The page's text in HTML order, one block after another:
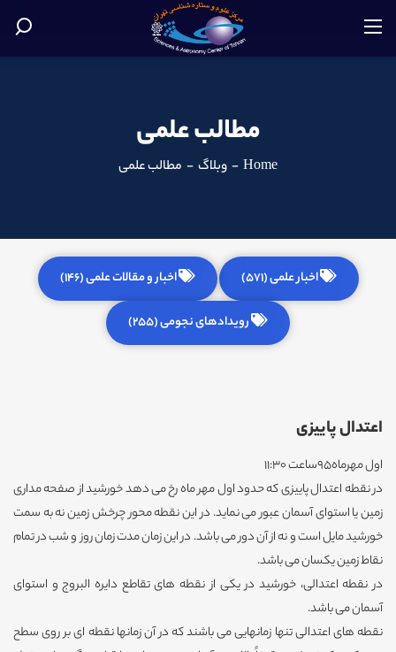
مطالب علمی
Home
- وبلاگ - مطالب علمی
اخبار علمی (571) اخبار و مقالات علمی (146)
رویدادهای نجومی (255)
اعتدال پاییزی
اول مهرماه95ساعت 11:30
در نقطه اعتدال پاییزی که حدود اول مهر ماه رخ می دهد خورشید از صفحه مداری
زمین یا استوای آسمان عبور می نماید. در این نقطه محور چرخش زمین نه به سمت
خورشید مایل است و نه از آن دور می باشد. در این زمان مدت زمان روز و شب در تمام
نقاط زمین یکسان می باشد.
در نقطه اعتدالی، خورشید در یکی از نقطه های تقاطع دایره البروج و استوای
آسمان می باشد.
نقطه های اعتدالی تنها زمانهایی می باشند که در آن زمانها نقطه ای بر روی سطح